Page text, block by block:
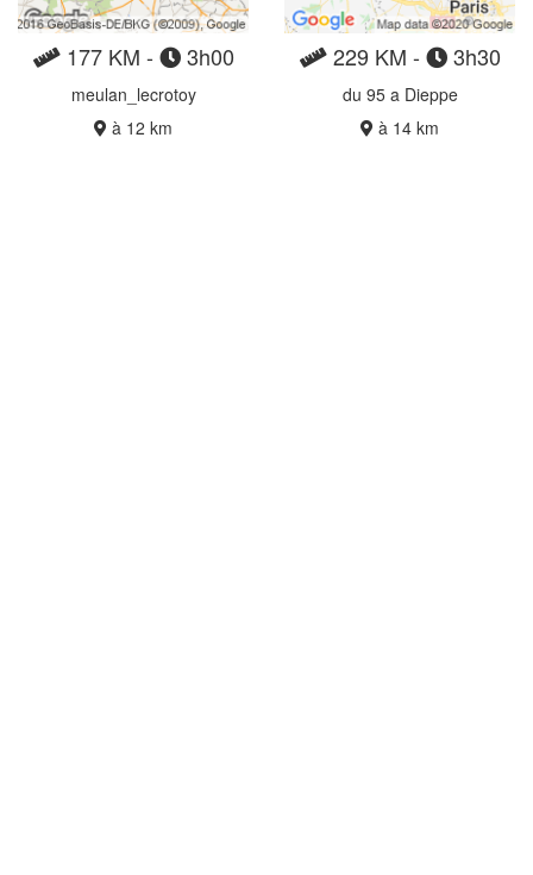
177 KM - 3h00
meulan_lecrotoy
à 12 km
229 KM - 3h30
du 95 a Dieppe
à 14 km